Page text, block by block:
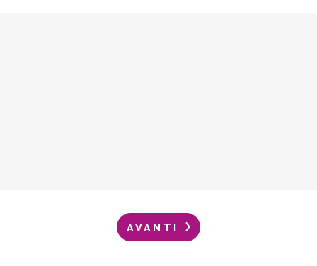
AVANTI